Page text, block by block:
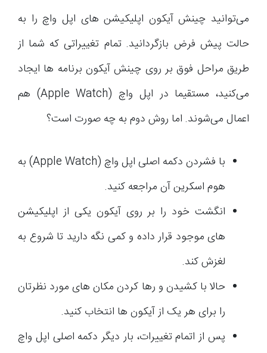
می‌توانید چینش آیکون اپلیکیشن های اپل واچ را به
حالت پیش فرض بازگردانید. تمام تغییراتی که شما از
طریق مراحل فوق بر روی چینش آیکون برنامه ها ایجاد
می‌کنید، مستقیما در اپل واچ (Apple Watch) هم
اعمال می‌شوند. اما روش دوم به چه صورت است؟
با فشردن دکمه اصلی اپل واچ (Apple Watch) به
هوم اسکرین آن مراجعه کنید.
انگشت خود را بر روی آیکون یکی از اپلیکیشن
های موجود قرار داده و کمی نگه دارید تا شروع به
لغزش کند.
حالا با کشیدن و رها کردن مکان های مورد نظرتان
را برای هر یک از آیکون ها انتخاب کنید.
پس از اتمام تغییرات، بار دیگر دکمه اصلی اپل واچ